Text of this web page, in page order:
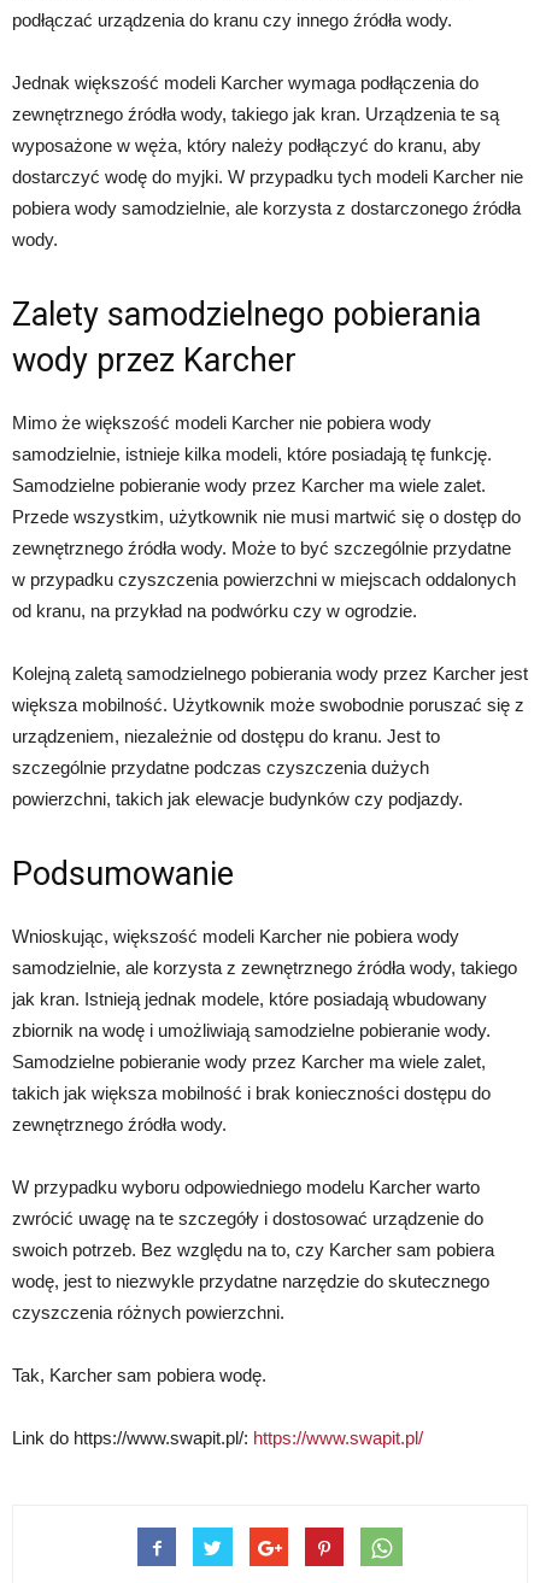
podłączać urządzenia do kranu czy innego źródła wody.
Jednak większość modeli Karcher wymaga podłączenia do
zewnętrznego źródła wody, takiego jak kran. Urządzenia te są
wyposażone w węża, który należy podłączyć do kranu, aby
dostarczyć wodę do myjki. W przypadku tych modeli Karcher nie
pobiera wody samodzielnie, ale korzysta z dostarczonego źródła
wody.
Zalety samodzielnego pobierania
wody przez Karcher
Mimo że większość modeli Karcher nie pobiera wody
samodzielnie, istnieje kilka modeli, które posiadają tę funkcję.
Samodzielne pobieranie wody przez Karcher ma wiele zalet.
Przede wszystkim, użytkownik nie musi martwić się o dostęp do
zewnętrznego źródła wody. Może to być szczególnie przydatne
w przypadku czyszczenia powierzchni w miejscach oddalonych
od kranu, na przykład na podwórku czy w ogrodzie.
Kolejną zaletą samodzielnego pobierania wody przez Karcher jest
większa mobilność. Użytkownik może swobodnie poruszać się z
urządzeniem, niezależnie od dostępu do kranu. Jest to
szczególnie przydatne podczas czyszczenia dużych
powierzchni, takich jak elewacje budynków czy podjazdy.
Podsumowanie
Wnioskując, większość modeli Karcher nie pobiera wody
samodzielnie, ale korzysta z zewnętrznego źródła wody, takiego
jak kran. Istnieją jednak modele, które posiadają wbudowany
zbiornik na wodę i umożliwiają samodzielne pobieranie wody.
Samodzielne pobieranie wody przez Karcher ma wiele zalet,
takich jak większa mobilność i brak konieczności dostępu do
zewnętrznego źródła wody.
W przypadku wyboru odpowiedniego modelu Karcher warto
zwrócić uwagę na te szczegóły i dostosować urządzenie do
swoich potrzeb. Bez względu na to, czy Karcher sam pobiera
wodę, jest to niezwykle przydatne narzędzie do skutecznego
czyszczenia różnych powierzchni.
Tak, Karcher sam pobiera wodę.
Link do https://www.swapit.pl/: https://www.swapit.pl/